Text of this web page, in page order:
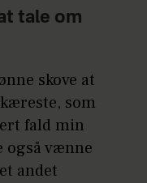
tale om
skove at
som
fald min
også vænne
andet